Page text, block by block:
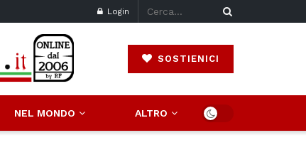
Login
SOSTIENICI
NEL MONDO ALTRO